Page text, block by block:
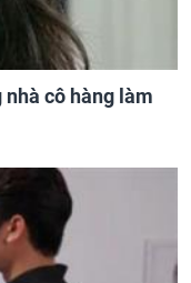
nhà cô hàng làm